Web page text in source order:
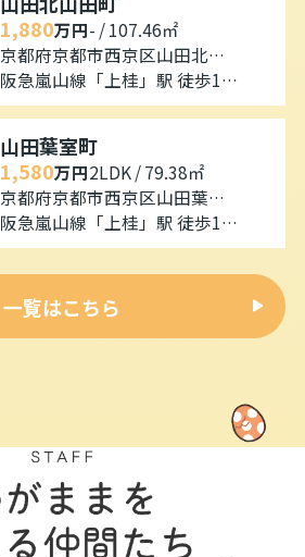
1,880万円- / 107.46㎡
京都府京都市西京区山田北山田町
阪急嵐山線「上桂」駅 徒歩15分
山田葉室町
1,580万円2LDK / 79.38㎡
京都府京都市西京区山田葉室町
阪急嵐山線「上桂」駅 徒歩12分
一覧はこちら